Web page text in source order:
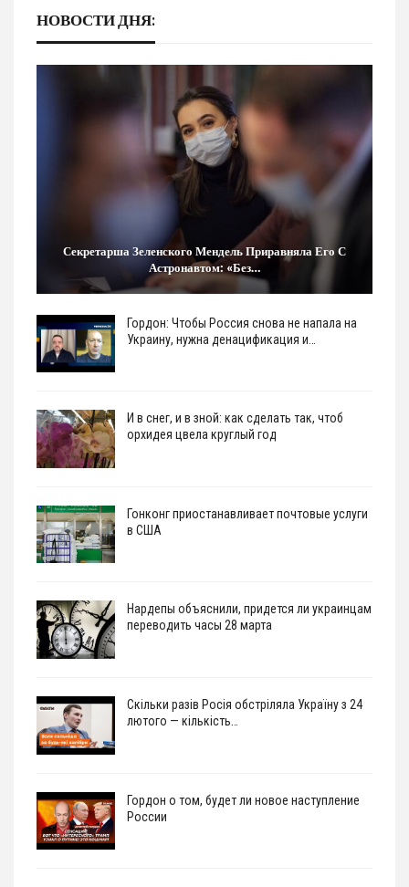
НОВОСТИ ДНЯ:
Секретарша Зеленского Мендель Приравняла Его С
Астронавтом: «Без…
Гордон: Чтобы Россия снова не напала на
Украину, нужна денацификация и…
И в снег, и в зной: как сделать так, чтоб
орхидея цвела круглый год
Гонконг приостанавливает почтовые услуги
в США
Нардепы объяснили, придется ли украинцам
переводить часы 28 марта
Скільки разів Росія обстріляла Україну з 24
лютого — кількість…
Гордон о том, будет ли новое наступление
России